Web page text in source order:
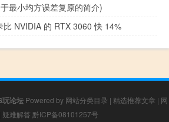
最小均方误差复原的简介)
NVIDIA 的 RTX 3060 快 14%
玩论坛 Powered by 网站分类目录 | 精选推荐文章 | 网
疑难解答 黔ICP备08101257号